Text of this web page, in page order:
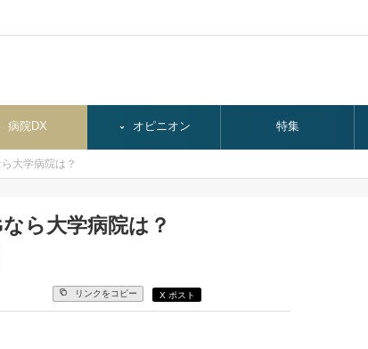
病院DX オピニオン 特集
大学病院は？
ら大学病院は？
リンクをコピー X ポスト